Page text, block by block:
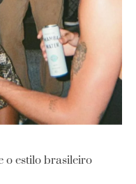
o estilo brasileiro